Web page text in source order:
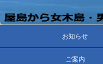
お知らせ
ご案内